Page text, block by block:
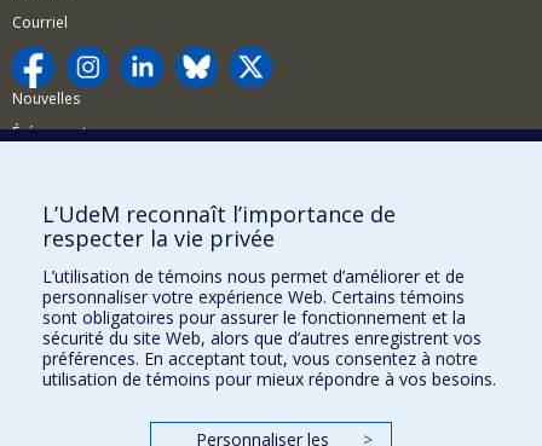
Courriel
Nouvelles
Événements
BESOIN D'AIDE?
Plan du site
Signaler une erreur
Accessibilité
FACULTÉ DES ARTS ET DES SCIENCES
L’UdeM reconnaît l’importance de
respecter la vie privée
L’utilisation de témoins nous permet d’améliorer et de
personnaliser votre expérience Web. Certains témoins
sont obligatoires pour assurer le fonctionnement et la
sécurité du site Web, alors que d’autres enregistrent vos
préférences. En acceptant tout, vous consentez à notre
utilisation de témoins pour mieux répondre à vos besoins.
Personnaliser les >